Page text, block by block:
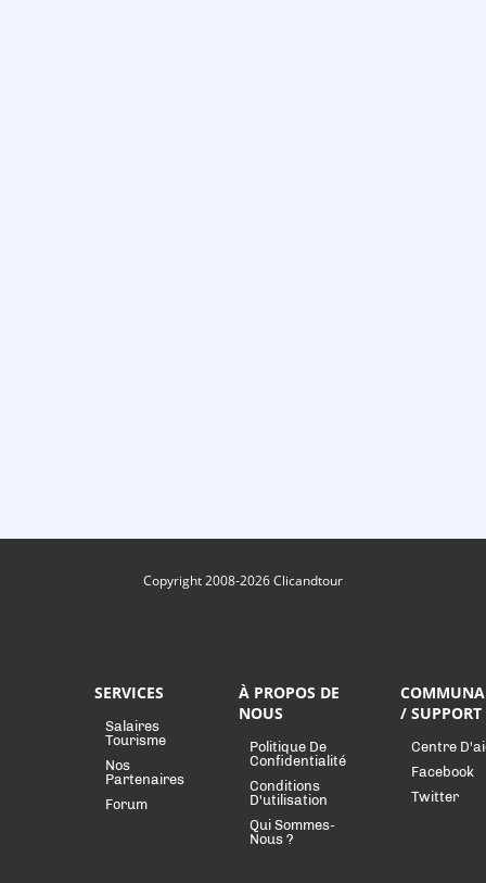
Copyright 2008-2026 Clicandtour
SERVICES
Salaires
Tourisme
Nos
Partenaires
Forum
À PROPOS DE
NOUS
Politique De
Confidentialité
Conditions
D'utilisation
Qui Sommes-
Nous ?
/ SUPPORT
Centre
Facebook
Twitter